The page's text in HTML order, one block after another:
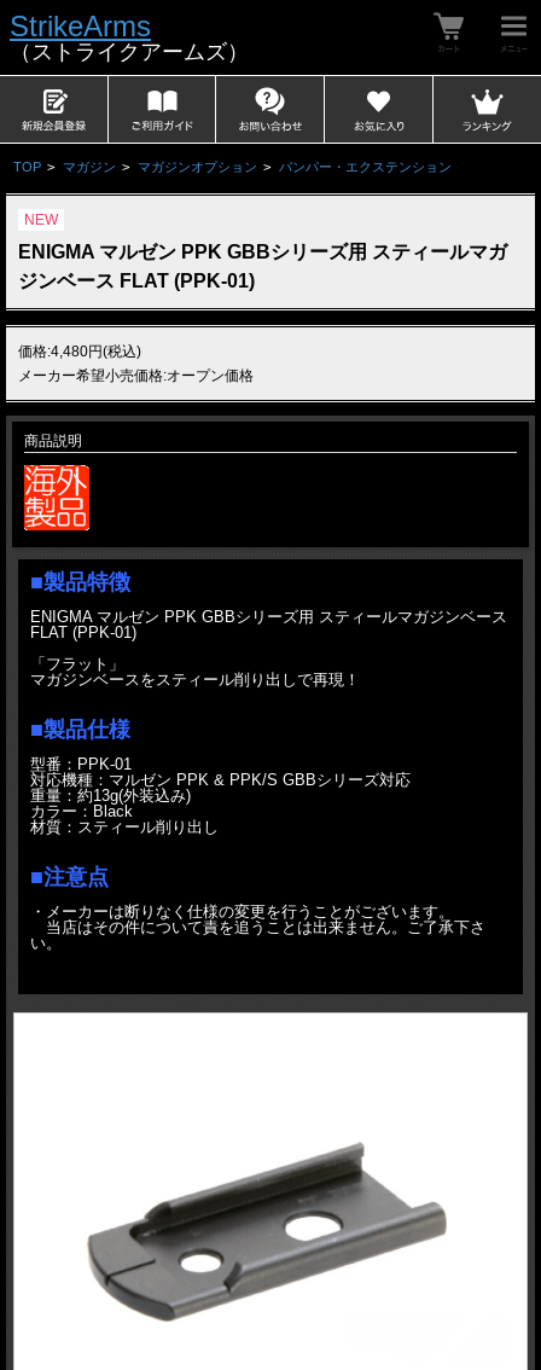
StrikeArms
（ストライクアームズ）
TOP > マガジン > マガジンオプション > バンパー・エクステンション
NEW
ENIGMA マルゼン PPK GBBシリーズ用 スティールマガ
ジンベース FLAT (PPK-01)
価格:4,480円(税込)
メーカー希望小売価格:オープン価格
商品説明
■製品特徴
ENIGMA マルゼン PPK GBBシリーズ用 スティールマガジンベース
FLAT (PPK-01)
「フラット」
マガジンベースをスティール削り出しで再現！
■製品仕様
型番：PPK-01
対応機種：マルゼン PPK & PPK/S GBBシリーズ対応
重量：約13g(外装込み)
カラー：Black
材質：スティール削り出し
■注意点
・メーカーは断りなく仕様の変更を行うことがございます。
当店はその件について責を追うことは出来ません。ご了承下さ
い。